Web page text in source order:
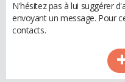
N'hésitez pas à lui suggérer
envoyant un message. Pour
contacts.